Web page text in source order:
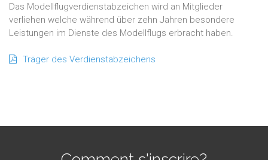
Das Modellflugverdienstabzeichen wird an Mitglieder
verliehen welche während über zehn Jahren besondere
Leistungen im Dienste des Modellflugs erbracht haben.
Träger des Verdienstabzeichens